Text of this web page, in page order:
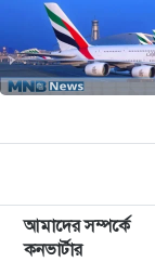
আমাদের সম্পর্কে
কনভার্টার